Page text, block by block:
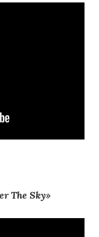
The Sky»